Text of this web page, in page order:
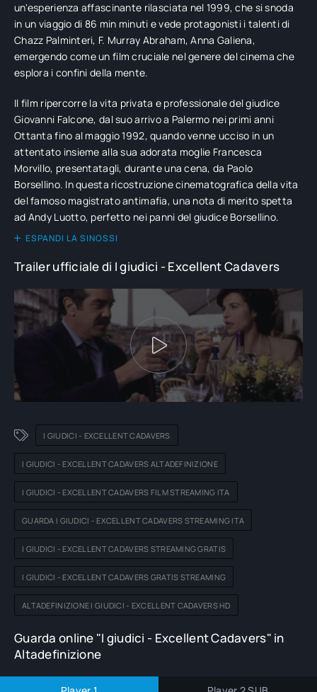
un'esperienza affascinante rilasciata nel 1999, che si snoda
in un viaggio di 86 min minuti e vede protagonisti i talenti di
Chazz Palminteri, F. Murray Abraham, Anna Galiena,
emergendo come un film cruciale nel genere del cinema che
esplora i confini della mente.
Il film ripercorre la vita privata e professionale del giudice
Giovanni Falcone, dal suo arrivo a Palermo nei primi anni
Ottanta fino al maggio 1992, quando venne ucciso in un
attentato insieme alla sua adorata moglie Francesca
Morvillo, presentatagli, durante una cena, da Paolo
Borsellino. In questa ricostruzione cinematografica della vita
del famoso magistrato antimafia, una nota di merito spetta
ad Andy Luotto, perfetto nei panni del giudice Borsellino.
ESPANDI LA SINOSSI
Trailer ufficiale di I giudici - Excellent Cadavers
I GIUDICI - EXCELLENT CADAVERS
I GIUDICI - EXCELLENT CADAVERS ALTADEFINIZIONE
I GIUDICI - EXCELLENT CADAVERS FILM STREAMING ITA
GUARDA I GIUDICI - EXCELLENT CADAVERS STREAMING ITA
I GIUDICI - EXCELLENT CADAVERS STREAMING GRATIS
I GIUDICI - EXCELLENT CADAVERS GRATIS STREAMING
ALTADEFINIZIONE I GIUDICI - EXCELLENT CADAVERS HD
Guarda online "I giudici - Excellent Cadavers" in
Altadefinizione